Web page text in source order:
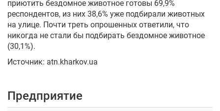
приютить бездомное животное готовы 69,9%
респондентов, из них 38,6% уже подбирали животных
на улице. Почти треть опрошенных ответили, что
никогда не стали бы подбирать бездомное животное
(30,1%).
Источник: atn.kharkov.ua
Предприятие